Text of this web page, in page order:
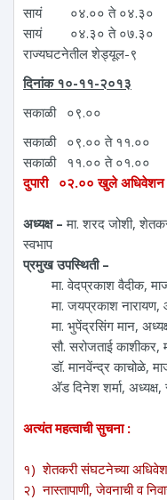
सायं ०४.०० ते
सायं ०४.३० ते ०७.३०
राज्यघटनेतील शेड्यूल-९
दिनांक १०-११-२०१३
सकाळी ०९.००
सकाळी ०९.०० ते ११.००
सकाळी ११.०० ते ०१.००
दुपारी ०२.०० खुले अधिवेशन
अध्यक्ष – मा. शरद जोशी,
स्वभाप
प्रमुख उपस्थिती –
मा. वेदप्रकाश वैदीक,
मा. जयप्रकाश नारायण,
मा. भुपेंद्रसिंग मान,
सौ. सरोजताई काशीकर,
डॉ. मानवेंन्द्र काचोळे,
अ‍ॅड दिनेश शर्मा, अध्यक्ष,
अत्यंत महत्वाची सुचना :
१) शेतकरी संघटनेच्या
२) नास्तापाणी, जेवनाची व